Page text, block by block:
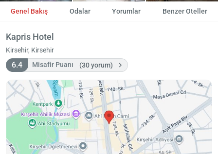
Genel Bakış Odalar Yorumlar Benzer Oteller
Kapris Hotel
Kirsehir, Kirsehir
6.4 Misafir Puanı (30 yorum)